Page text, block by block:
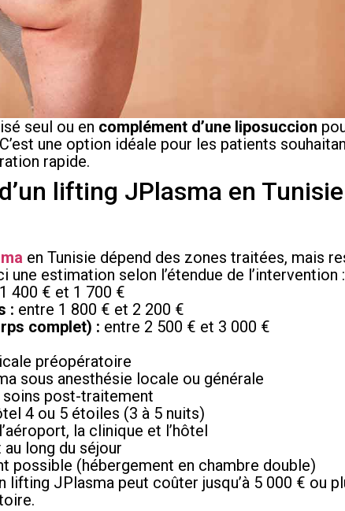
seul ou en complément d’une liposuccion
une option idéale pour les patients
rapide.
lifting JPlasma en
en Tunisie dépend des zones traitées, mais
une estimation selon l’étendue de l’intervention :
400 € et 1 700 €
: entre 1 800 € et 2 200 €
complet) : entre 2 500 € et 3 000 €
préopératoire
sous anesthésie locale ou générale
post-traitement
4 ou 5 étoiles (3 à 5 nuits)
la clinique et l’hôtel
long du séjour
possible (hébergement en chambre double)
lifting JPlasma peut coûter jusqu’à 5 000 € ou